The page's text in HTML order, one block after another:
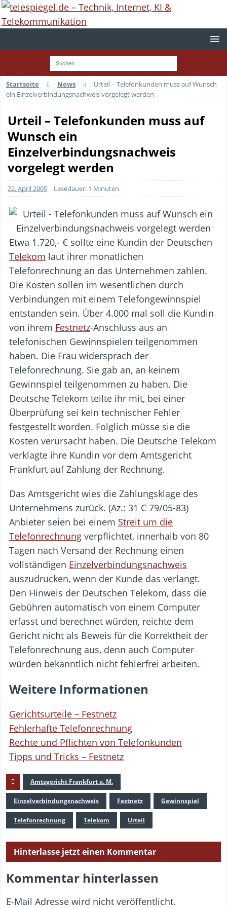
Startseite News
Urteil – Telefonkunden muss auf Wunsch
ein Einzelverbindungsnachweis vorgelegt werden
Urteil – Telefonkunden muss auf
Wunsch ein
Einzelverbindungsnachweis
vorgelegt werden
22. April 2005 Lesedauer: 1 Minuten
Etwa 1.720,- € sollte eine Kundin der Deutschen
Telekom laut ihrer monatlichen
Telefonrechnung an das Unternehmen zahlen.
Die Kosten sollen im wesentlichen durch
Verbindungen mit einem Telefongewinnspiel
entstanden sein. Über 4.000 mal soll die Kundin
von ihrem Festnetz-Anschluss aus an
telefonischen Gewinnspielen teilgenommen
haben. Die Frau widersprach der
Telefonrechnung. Sie gab an, an keinem
Gewinnspiel teilgenommen zu haben. Die
Deutsche Telekom teilte ihr mit, bei einer
Überprüfung sei kein technischer Fehler
festgestellt worden. Folglich müsse sie die
Kosten verursacht haben. Die Deutsche Telekom
verklagte ihre Kundin vor dem Amtsgericht
Frankfurt auf Zahlung der Rechnung.
Das Amtsgericht wies die Zahlungsklage des
Unternehmens zurück. (Az.: 31 C 79/05-83)
Anbieter seien bei einem Streit um die
Telefonrechnung verpflichtet, innerhalb von 80
Tagen nach Versand der Rechnung einen
vollständigen Einzelverbindungsnachweis
auszudrucken, wenn der Kunde das verlangt.
Den Hinweis der Deutschen Telekom, dass die
Gebühren automatisch von einem Computer
erfasst und berechnet würden, reichte dem
Gericht nicht als Beweis für die Korrektheit der
Telefonrechnung aus, denn auch Computer
würden bekanntlich nicht fehlerfrei arbeiten.
Weitere Informationen
Gerichtsurteile – Festnetz
Fehlerhafte Telefonrechnung
Rechte und Pflichten von Telefonkunden
Tipps und Tricks – Festnetz
Amtsgericht Frankfurt a. M.
Einzelverbindungsnachweis Festnetz Gewinnspiel
Telefonrechnung Telekom Urteil
Hinterlasse jetzt einen Kommentar
Kommentar hinterlassen
E-Mail Adresse wird nicht veröffentlicht.